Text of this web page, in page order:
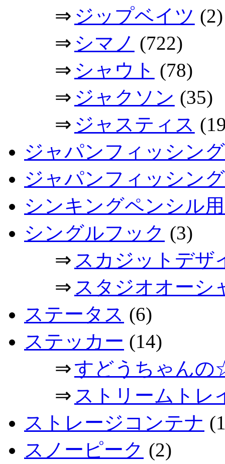
⇒ ジップベイツ (2)
⇒ シマノ (722)
⇒ シャウト (78)
⇒ ジャクソン (35)
⇒ ジャスティス
ジャパンフィッシン
ジャパンフィッシン
シンキングペンシル
シングルフック (3)
⇒ スカジットデザ
⇒ スタジオオーシ
ステータス (6)
ステッカー (14)
⇒すどうちゃん
⇒ ストリームトレ
ストレージコンテナ
スノーピーク (2)